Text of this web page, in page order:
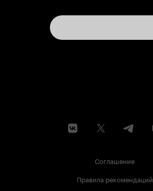
Соглашение
Правила рекомендаций